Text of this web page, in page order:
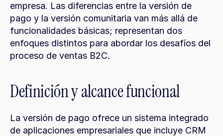
empresa. Las diferencias entre la versión de
pago y la versión comunitaria van más allá de
funcionalidades básicas; representan dos
enfoques distintos para abordar los desafíos del
proceso de ventas B2C.
Definición y alcance funcional
La versión de pago ofrece un sistema integrado
de aplicaciones empresariales que incluye CRM